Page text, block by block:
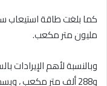
مليون متر مكعب.